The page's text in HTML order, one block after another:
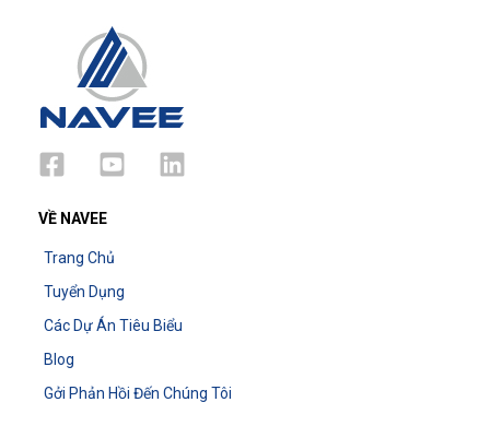
VỀ NAVEE
Trang Chủ
Tuyển Dụng
Các Dự Án Tiêu Biểu
Blog
Gởi Phản Hồi Đến Chúng Tôi